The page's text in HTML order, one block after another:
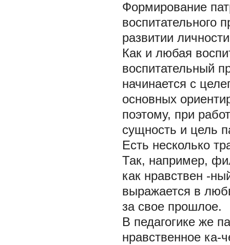
Формирование
воспитательного
развитии
Как и любая
воспитательный
начинается с
основных
поэтому, при
сущность и цель
Есть несколько
Так, например,
как нравствен -
выражается в
за свое прошлое.
В педагогике же
нравственное ка-